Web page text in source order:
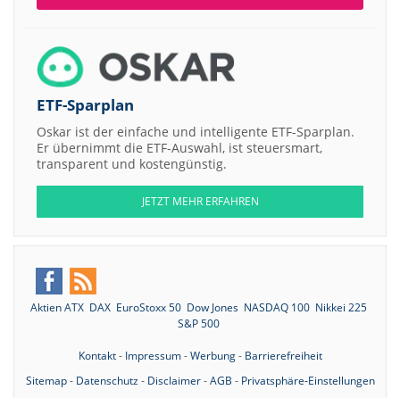
ETF-Sparplan
Oskar ist der einfache und intelligente ETF-Sparplan.
Er übernimmt die ETF-Auswahl, ist steuersmart,
transparent und kostengünstig.
JETZT MEHR ERFAHREN
Aktien ATX DAX EuroStoxx 50 Dow Jones NASDAQ 100 Nikkei 225
S&P 500
Kontakt- Impressum-Werbung- Barrierefreiheit
Sitemap- Datenschutz- Disclaimer-AGB - Privatsphäre-Einstellungen